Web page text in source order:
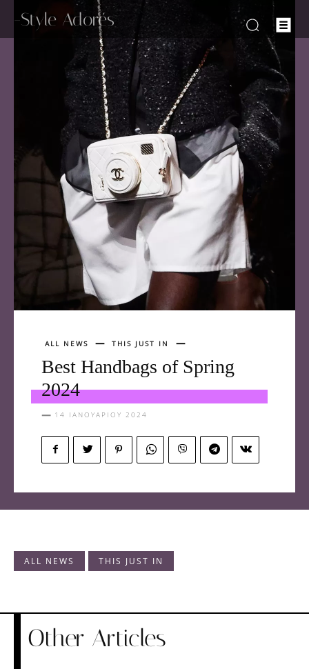
-Style Adorés
ALL NEWS THIS JUST IN
Best Handbags of Spring
2024
14 ΙΑΝΟΥΑΡΊΟΥ 2024
ALL NEWS THIS JUST IN
Other Articles